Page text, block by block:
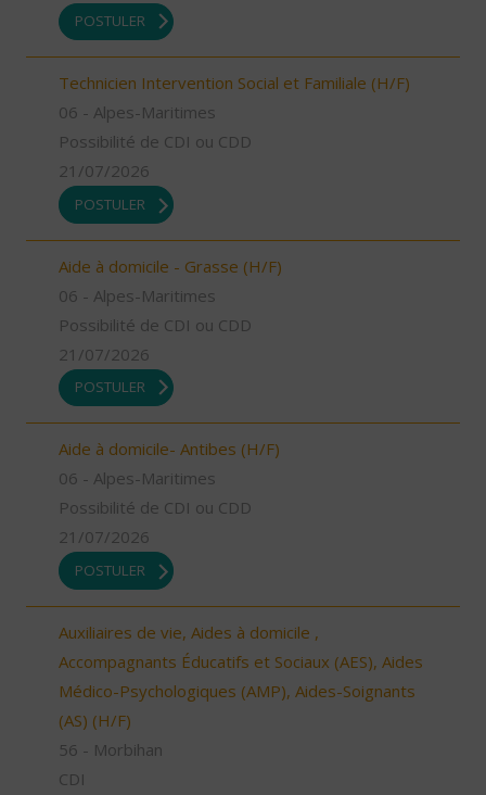
POSTULER
Technicien Intervention Social et Familiale (H/F)
06 - Alpes-Maritimes
Possibilité de CDI ou CDD
21/07/2026
POSTULER
Aide à domicile - Grasse (H/F)
06 - Alpes-Maritimes
Possibilité de CDI ou CDD
21/07/2026
POSTULER
Aide à domicile- Antibes (H/F)
06 - Alpes-Maritimes
Possibilité de CDI ou CDD
21/07/2026
POSTULER
Auxiliaires de vie, Aides à domicile ,
Accompagnants Éducatifs et Sociaux (AES), Aides
Médico-Psychologiques (AMP), Aides-Soignants
(AS) (H/F)
56 - Morbihan
CDI